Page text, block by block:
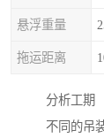
悬浮重量
拖运距离
分析工期
不同的吊